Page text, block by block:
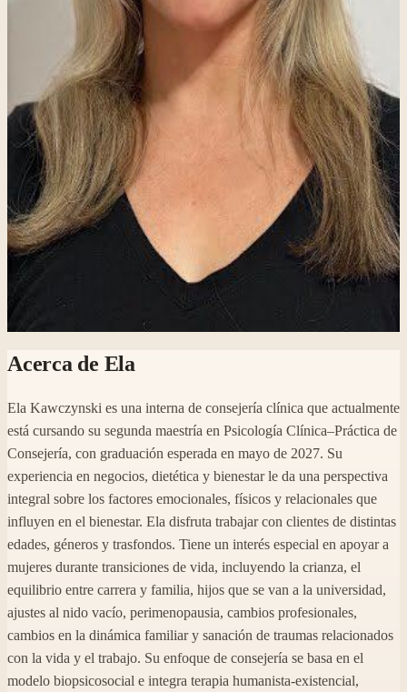
Acerca de Ela
Ela Kawczynski es una interna de consejería clínica que actualmente
está cursando su segunda maestría en Psicología Clínica–Práctica de
Consejería, con graduación esperada en mayo de 2027. Su
experiencia en negocios, dietética y bienestar le da una perspectiva
integral sobre los factores emocionales, físicos y relacionales que
influyen en el bienestar. Ela disfruta trabajar con clientes de distintas
edades, géneros y trasfondos. Tiene un interés especial en apoyar a
mujeres durante transiciones de vida, incluyendo la crianza, el
equilibrio entre carrera y familia, hijos que se van a la universidad,
ajustes al nido vacío, perimenopausia, cambios profesionales,
cambios en la dinámica familiar y sanación de traumas relacionados
con la vida y el trabajo. Su enfoque de consejería se basa en el
modelo biopsicosocial e integra terapia humanista-existencial,